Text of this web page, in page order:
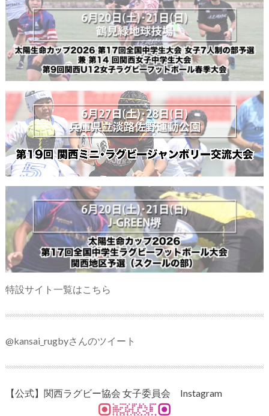
特設サイト一覧はこちら
@kansai_rugbyさんのツイート
【公式】関西ラグビー協会 女子委員会 Instagram